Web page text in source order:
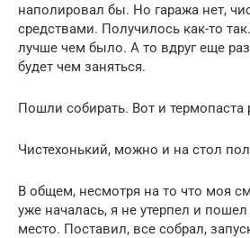
наполировал бы. Но гаража нет,
средствами. Получилось как-то
лучше чем было. А то вдруг еще
будет чем заняться.
Пошли собирать. Вот и термопаста
Чистехонький, можно и на стол
В общем, несмотря на то что моя
уже началась, я не утерпел и
место. Поставил, все собрал,